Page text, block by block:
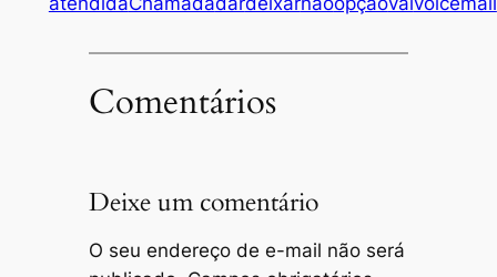
Comentários
Deixe um comentário
O seu endereço de e-mail não será